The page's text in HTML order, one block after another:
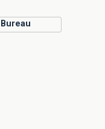
Bureau